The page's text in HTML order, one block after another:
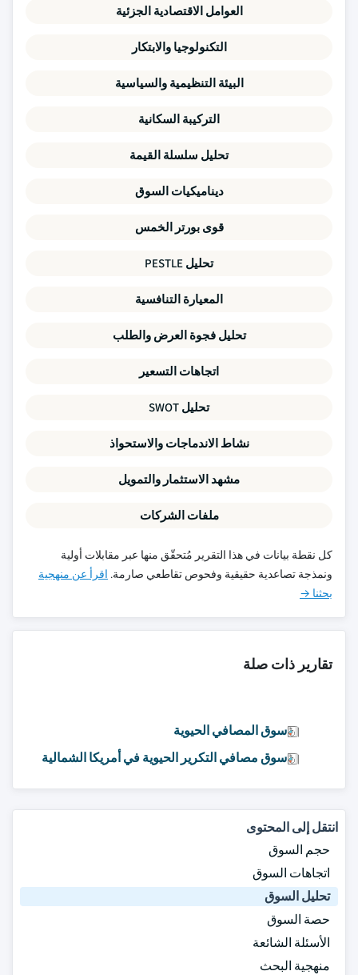
العوامل الاقتصادية الجزئية
التكنولوجيا والابتكار
البيئة التنظيمية والسياسية
التركيبة السكانية
تحليل سلسلة القيمة
ديناميكيات السوق
قوى بورتر الخمس
تحليل PESTLE
المعيارة التنافسية
تحليل فجوة العرض والطلب
اتجاهات التسعير
تحليل SWOT
نشاط الاندماجات والاستحواذ
مشهد الاستثمار والتمويل
ملفات الشركات
كل نقطة بيانات في هذا التقرير مُتحقّق منها عبر مقابلات أولية
ونمذجة تصاعدية حقيقية وفحوص تقاطعي صارمة. اقرأ عن منهجية
بحثنا →
تقارير ذات صلة
سوق المصافي الحيوية
سوق مصافي التكرير الحيوية في أمريكا الشمالية
انتقل إلى المحتوى
حجم السوق
اتجاهات السوق
تحليل السوق
حصة السوق
الأسئلة الشائعة
منهجية البحث